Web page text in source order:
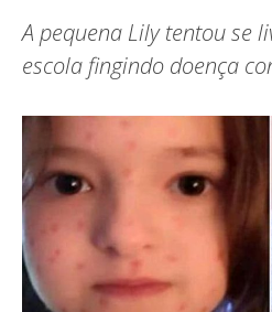
A pequena Lily tentou se
escola fingindo doença